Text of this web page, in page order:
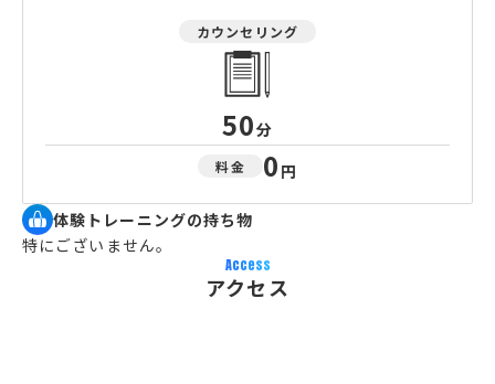
カウンセリング
50分
料金 0 円
体験トレーニングの持ち物
特にございません。
Access
アクセス